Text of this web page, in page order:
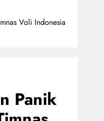
Voli Indonesia
Panik